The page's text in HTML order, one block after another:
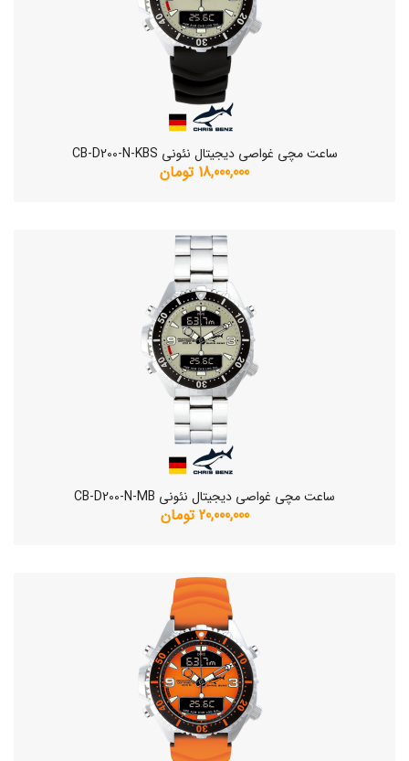
ساعت مچی غواصی دیجیتال نئونی CB-D200-N-KBS
18,000,000 تومان
ساعت مچی غواصی دیجیتال نئونی CB-D200-N-MB
20,000,000 تومان